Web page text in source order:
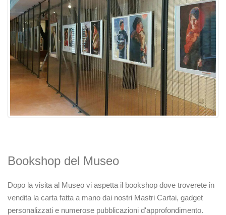
Bookshop del Museo
Dopo la visita al Museo vi aspetta il bookshop dove troverete in
vendita la carta fatta a mano dai nostri Mastri Cartai, gadget
personalizzati e numerose pubblicazioni d'approfondimento.